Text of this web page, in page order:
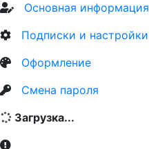
Основная информация
Подписки и настройки
Оформление
Смена пароля
Загрузка...